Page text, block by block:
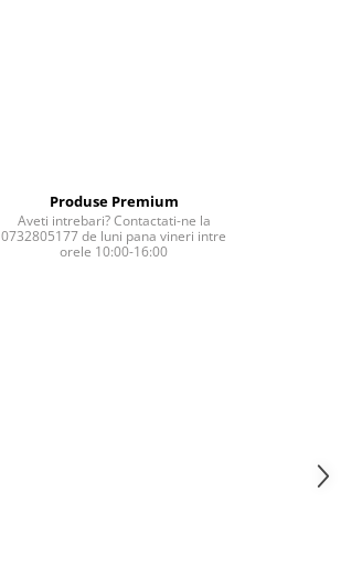
Produse Premium
Aveti intrebari? Contactati-ne la
0732805177 de luni pana vineri intre
orele 10:00-16:00